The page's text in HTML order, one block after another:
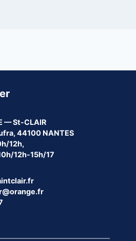
— St-CLAIR
44100 NANTES
12h,
12h-15h/17